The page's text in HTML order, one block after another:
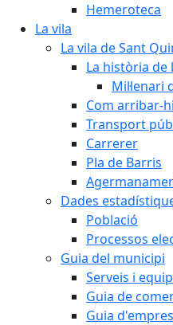
Hemeroteca
La vila
La vila de Sant
La història de
Mil·lenari
Com arribar-hi
Transport
Carrerer
Pla de Barris
Dades
Població
Processos
Guia del municipi
Serveis i
Guia de
Guia